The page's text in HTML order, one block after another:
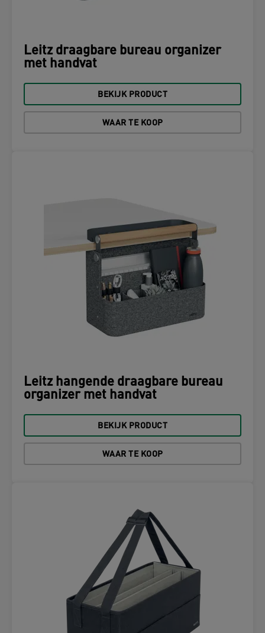
Leitz draagbare bureau organizer
met handvat
BEKIJK PRODUCT
WAAR TE KOOP
Leitz hangende draagbare bureau
organizer met handvat
BEKIJK PRODUCT
WAAR TE KOOP